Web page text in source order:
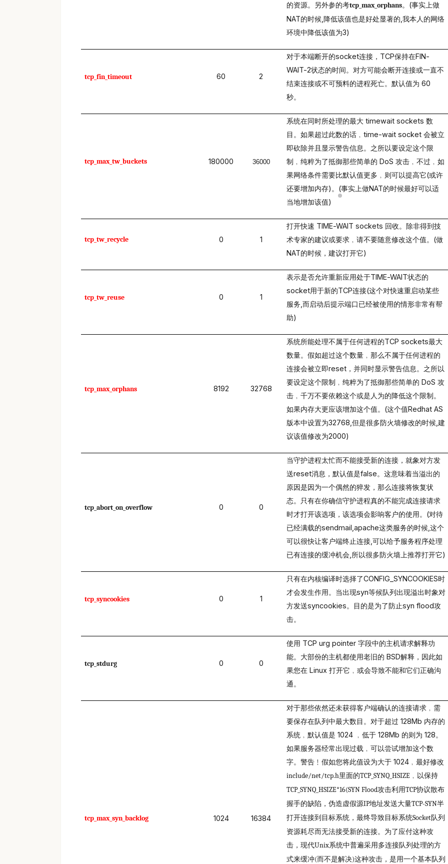
的资源。另外参的考tcp_max_orphans。 (事实上做
NAT的时候,降低该值也是好处显著的,我本人的网络
环境中降低该值为3)
tcp_fin_timeout 60 2
对于本端断开的socket连接， TCP保持在FIN-
WAIT-2状态的时间。对方可能会断开连接或一直不
结束连接或不可预料的进程死亡。 默认值为 60
秒。
tcp_max_tw_buckets 180000 36000
系统在同时所处理的最大 timewait sockets 数
目。如果超过此数的话﹐ time-wait socket 会被立
即砍除并且显示警告信息。之所以要设定这个限
制﹐纯粹为了抵御那些简单的 DoS 攻击﹐不过﹐如
果网络条件需要比默认值更多﹐则可以提高它(或许
还要增加内存)。 (事实上做NAT的时候最好可以适
当地增加该值)
tcp_tw_recycle 0 1
打开快速 TIME-WAIT sockets 回收。除非得到技
术专家的建议或要求﹐请不要随意修改这个值。 (做
NAT的时候，建议打开它)
tcp_tw_reuse 0 1
表示是否允许重新应用处于TIME-WAIT状态的
socket用于新的TCP连接(这个对快速重启动某些
服务,而启动后提示端口已经被使用的情形非常有帮
助)
tcp_max_orphans 8192 32768
系统所能处理不属于任何进程的TCP sockets最大
数量。假如超过这个数量﹐那么不属于任何进程的
连接会被立即reset ，并同时显示警告信息。之所以
要设定这个限制﹐纯粹为了抵御那些简单的 DoS 攻
击﹐千万不要依赖这个或是人为的降低这个限制。
如果内存大更应该增加这个值。 (这个值Redhat AS
版本中设置为32768,但是很多防火墙修改的时候,建
议该值修改为2000)
tcp_abort_on_overflow 0 0
当守护进程太忙而不能接受新的连接，就象对方发
送reset消息，默认值是false。这意味着当溢出的
原因是因为一个偶然的猝发，那么连接将恢复状
态。只有在你确信守护进程真的不能完成连接请求
时才打开该选项，该选项会影响客户的使用。 (对待
已经满载的sendmail,apache这类服务的时候,这个
可以很快让客户端终止连接,可以给予服务程序处理
已有连接的缓冲机会,所以很多防火墙上推荐打开它)
tcp_syncookies 0 1
只有在内核编译时选择了CONFIG_SYNCOOKIES时
才会发生作用。当出现syn等候队列出现溢出时象对
方发送syncookies。 目的是为了防止syn flood攻
击。
tcp_stdurg 0 0
使用 TCP urg pointer 字段中的主机请求解释功
能。大部份的主机都使用老旧的 BSD解释，因此如
果您在 Linux 打开它﹐或会导致不能和它们正确沟
通。
tcp_max_syn_backlog 1024 16384
对于那些依然还未获得客户端确认的连接请求﹐需
要保存在队列中最大数目。对于超过 128Mb 内存的
系统﹐默认值是 1024 ﹐低于 128Mb 的则为 128。
如果服务器经常出现过载﹐可以尝试增加这个数
字。警告﹗假如您将此值设为大于 1024 ﹐最好修改
include/net/tcp.h里面的TCP_SYNQ_HSIZE ﹐以保持
TCP_SYNQ_HSIZE*16(SYN Flood攻击利用TCP协议散布
握手的缺陷，伪造虚假源IP地址发送大量TCP-SYN半
打开连接到目标系统，最终导致目标系统Socket队列
资源耗尽而无法接受新的连接。为了应付这种攻
击，现代Unix系统中普遍采用多连接队列处理的方
式来缓冲(而不是解决)这种攻击，是用一个基本队列